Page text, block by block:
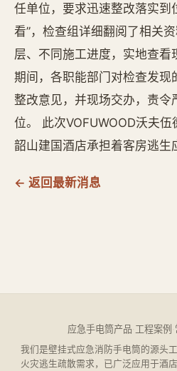
任单位，要求迅速整改落实到
看”，检查组详细翻阅了相关
层、不同施工进度，实地查看
期间，各职能部门对检查发现
整改意见，并现场交办，责令
位。 此次VOFUWOOD沃夫伍
韶山建国酒店承担着客房逃生
← 返回最新消息
应急手电筒产品 工程案例
我们是壁挂式应急消防手电筒的源头
火灾逃生疏散需求，已广泛应用于酒